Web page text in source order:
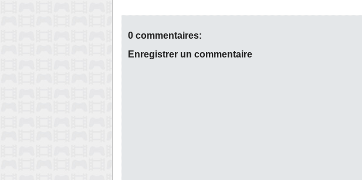
0 commentaires:
Enregistrer un commentaire